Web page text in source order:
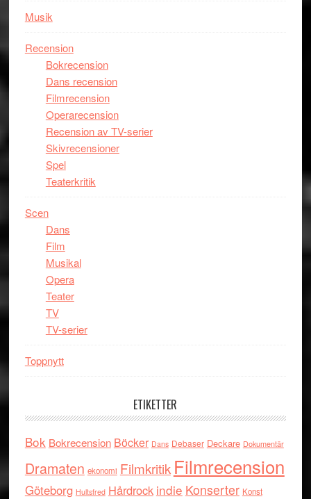
Musik
Recension
Bokrecension
Dans recension
Filmrecension
Operarecension
Recension av TV-serier
Skivrecensioner
Spel
Teaterkritik
Scen
Dans
Film
Musikal
Opera
Teater
TV
TV-serier
Toppnytt
ETIKETTER
Bok Bokrecension Böcker Dans Debaser Deckare Dokumentär
Dramaten ekonomi Filmkritik Filmrecension
Göteborg Hultsfred Hårdrock indie Konserter Konst